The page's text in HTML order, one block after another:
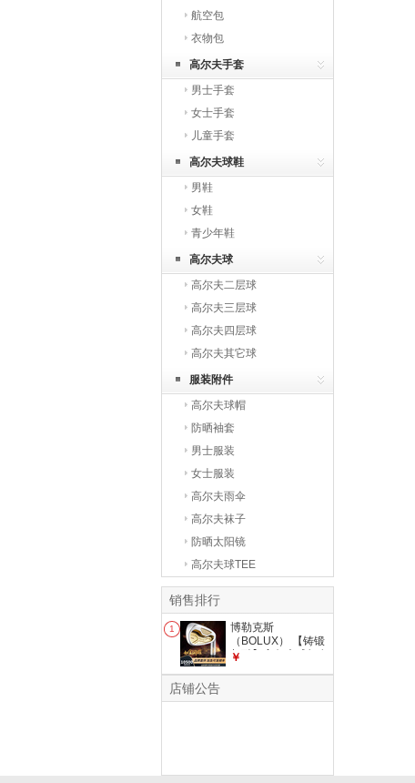
航空包
衣物包
高尔夫手套
男士手套
女士手套
儿童手套
高尔夫球鞋
男鞋
女鞋
青少年鞋
高尔夫球
高尔夫二层球
高尔夫三层球
高尔夫四层球
高尔夫其它球
服装附件
高尔夫球帽
防晒袖套
男士服装
女士服装
高尔夫雨伞
高尔夫袜子
防晒太阳镜
高尔夫球TEE
销售排行
1
博勒克斯
（BOLUX） 【铸锻
相融】高尔夫球杆女
￥
店铺公告